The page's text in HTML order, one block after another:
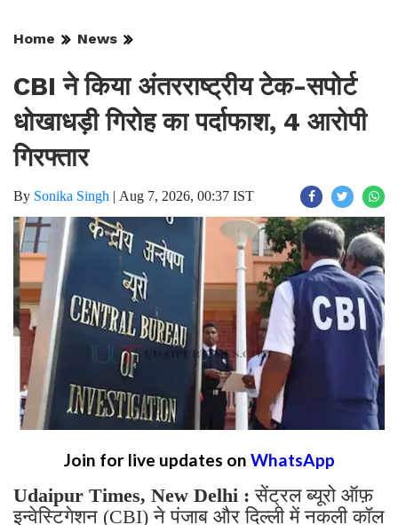
Home News
CBI ने किया अंतरराष्ट्रीय टेक-सपोर्ट
धोखाधड़ी गिरोह का पर्दाफाश, 4 आरोपी
गिरफ्तार
By Sonika Singh | Aug 7, 2026, 00:37 IST
Join for live updates on WhatsApp
Udaipur Times, New Delhi :सेंट्रल ब्यूरो ऑफ़
इन्वेस्टिगेशन (CBI) ने पंजाब और दिल्ली में नकली कॉल